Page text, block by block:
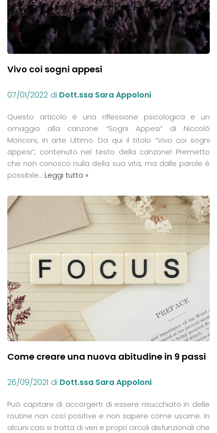
Vivo coi sogni appesi
07/01/2022 di Dott.ssa Sara Appoloni
Questo articolo è una riflessione psicologica e un
omaggio alla canzone “Sogni Appesi” di Niccolò
Moriconi, in arte Ultimo. Da qui il titolo “Vivo coi sogni
appesi”, contenuto nel testo della canzone! Premetto
che non conosco nulla della sua vita, ma dalle parole è
possibile…Leggi tutto »
Come creare una nuova abitudine in 9 passi
26/09/2021 di Dott.ssa Sara Appoloni
Può capitare di accorgerti di essere risucchiato in delle
routine non così positive e non sapere come uscirne. In
alcuni casi si tratta di veri e propri circoli disfunzionali che